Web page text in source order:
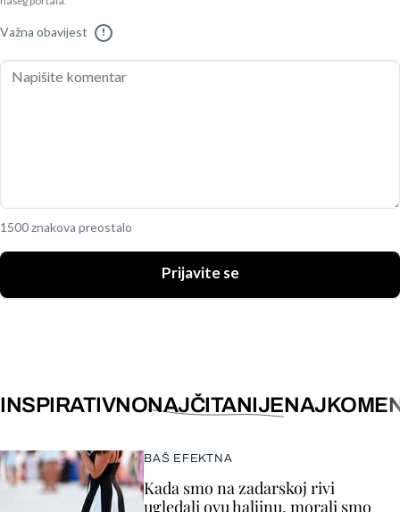
Važna obavijest !
1500 znakova preostalo
Prijavite se
INSPIRATIVNONAJČITANIJE
BAŠ EFEKTNA
Kada smo na zadarskoj rivi
ugledali ovu haljinu, morali smo